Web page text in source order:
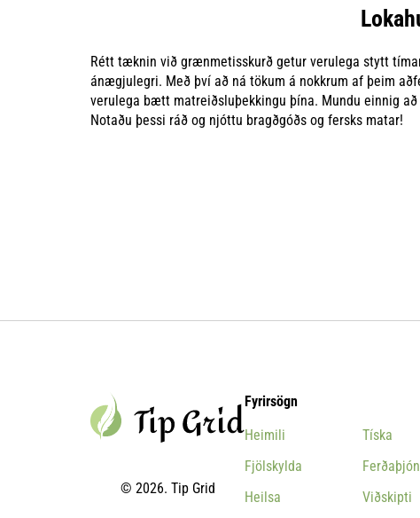
Rétt tæknin við grænmetisskurð getur verulega stytt
ánægjulegri. Með því að ná tökum á nokkrum af þeim
verulega bætt matreiðsluþekkingu þína. Mundu einnig
Notaðu þessi ráð og njóttu bragðgóðs og fersks matar!
© 2026. Tip Grid
Fyrirsögn
Heimili
Fjölskylda
Heilsa
Tíska
Viðskipti